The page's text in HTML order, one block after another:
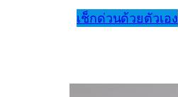
เช็กด่วนด้วยตัวเอง